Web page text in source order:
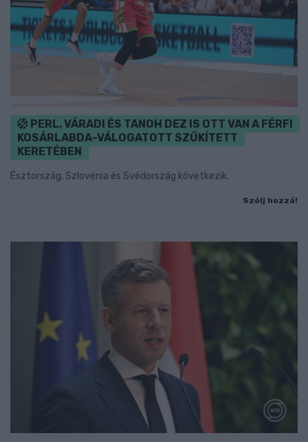
PERL, VÁRADI ÉS TANOH DEZ IS OTT VAN A FÉRFI
KOSÁRLABDA-VÁLOGATOTT SZŰKÍTETT
KERETÉBEN
Észtország, Szlovénia és Svédország következik.
Szólj hozzá!